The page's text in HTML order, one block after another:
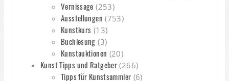
Vernissage (253)
Ausstellungen (753)
Kunstkurs (13)
Buchlesung (3)
Kunstauktionen (20)
Kunst Tipps und Ratgeber (266)
Tipps für Kunstsammler (6)